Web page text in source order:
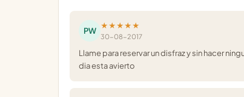
PW
★★★★★
30-08-2017
Llame para reservar un disfraz y sin hacer
dia esta avierto